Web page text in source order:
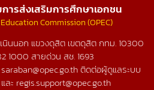
ารส่งเสริมการศึกษาเอกชน
Commission (OPEC)
นินนอก แขวงดุสิต เขตดุสิต กทม. 10300
1000 สายด่วน สช.1693
ติดต่อผู้ดูแลระบบ
ละ regis.support@opec.go.th